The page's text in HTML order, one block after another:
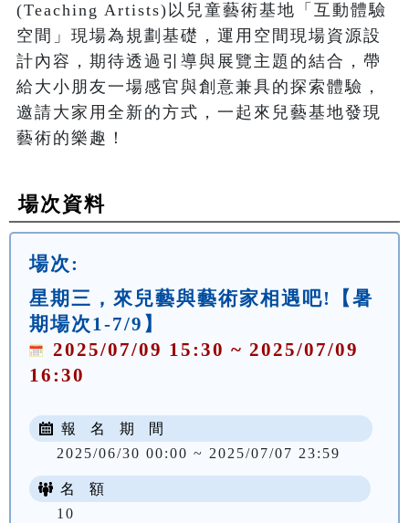
(Teaching Artists)以兒童藝術基地「互動體驗
空間」現場為規劃基礎，運用空間現場資源設
計內容，期待透過引導與展覽主題的結合，帶
給大小朋友一場感官與創意兼具的探索體驗，
邀請大家用全新的方式，一起來兒藝基地發現
藝術的樂趣！
場次資料
場次:
星期三，來兒藝與藝術家相遇吧!【暑
期場次1-7/9】
2025/07/09 15:30 ~ 2025/07/09
16:30
報 名 期 間
2025/06/30 00:00 ~ 2025/07/07 23:59
名 額
10